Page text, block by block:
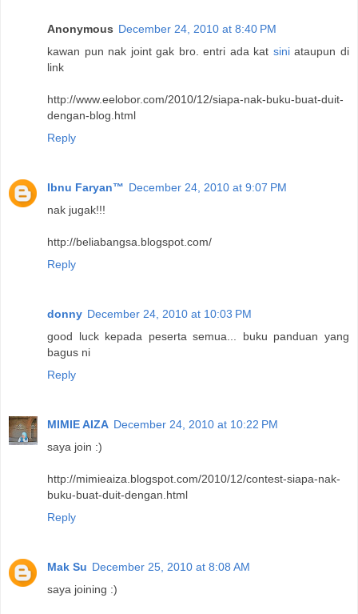
Anonymous December 24, 2010 at 8:40 PM
kawan pun nak joint gak bro. entri ada kat siniataupun di
link
http://www.eelobor.com/2010/12/siapa-nak-buku-buat-duit-
dengan-blog.html
Reply
Ibnu Faryan™ December 24, 2010 at 9:07 PM
nak jugak!!!
http://beliabangsa.blogspot.com/
Reply
donny December 24, 2010 at 10:03 PM
good luck kepada peserta semua... buku panduan yang
bagus ni
Reply
MIMIE AIZA December 24, 2010 at 10:22 PM
saya join :)
http://mimieaiza.blogspot.com/2010/12/contest-siapa-nak-
buku-buat-duit-dengan.html
Reply
Mak Su December 25, 2010 at 8:08 AM
saya joining :)